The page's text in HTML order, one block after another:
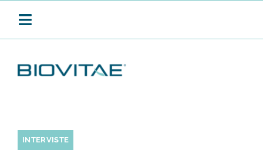
Toggle
SANIFICAZIONE CONTINUA
INTERVISTE